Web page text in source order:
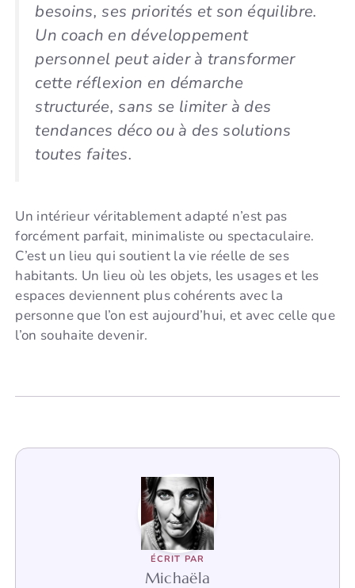
besoins, ses priorités et son équilibre.
Un coach en développement
personnel peut aider à transformer
cette réflexion en démarche
structurée, sans se limiter à des
tendances déco ou à des solutions
toutes faites.
Un intérieur véritablement adapté n’est pas
forcément parfait, minimaliste ou spectaculaire.
C’est un lieu qui soutient la vie réelle de ses
habitants. Un lieu où les objets, les usages et les
espaces deviennent plus cohérents avec la
personne que l’on est aujourd’hui, et avec celle que
l’on souhaite devenir.
ÉCRIT PAR
Michaëla